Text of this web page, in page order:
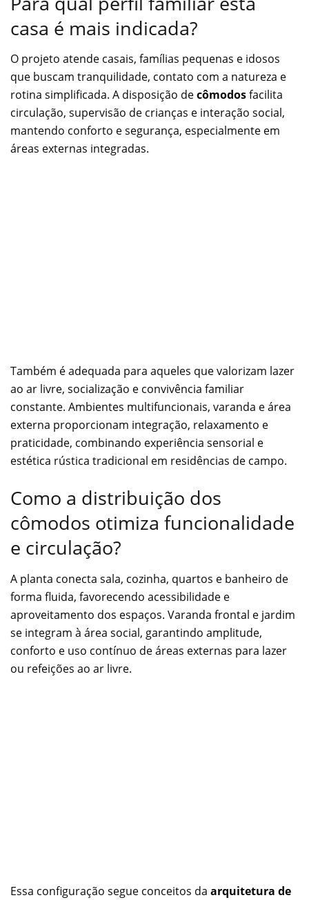
casa é mais indicada?
O projeto atende casais, famílias pequenas e idosos
que buscam tranquilidade, contato com a natureza e
rotina simplificada. A disposição decômodosfacilita
circulação, supervisão de crianças e interação social,
mantendo conforto e segurança, especialmente em
áreas externas integradas.
Também é adequada para aqueles que valorizam lazer
ao ar livre, socialização e convivência familiar
constante. Ambientes multifuncionais, varanda e área
externa proporcionam integração, relaxamento e
praticidade, combinando experiência sensorial e
estética rústica tradicional em residências de campo.
Como a distribuição dos
cômodos otimiza funcionalidade
e circulação?
A planta conecta sala, cozinha, quartos e banheiro de
forma fluida, favorecendo acessibilidade e
aproveitamento dos espaços. Varanda frontal e jardim
se integram à área social, garantindo amplitude,
conforto e uso contínuo de áreas externas para lazer
ou refeições ao ar livre.
Essa configuração segue conceitos da arquitetura de